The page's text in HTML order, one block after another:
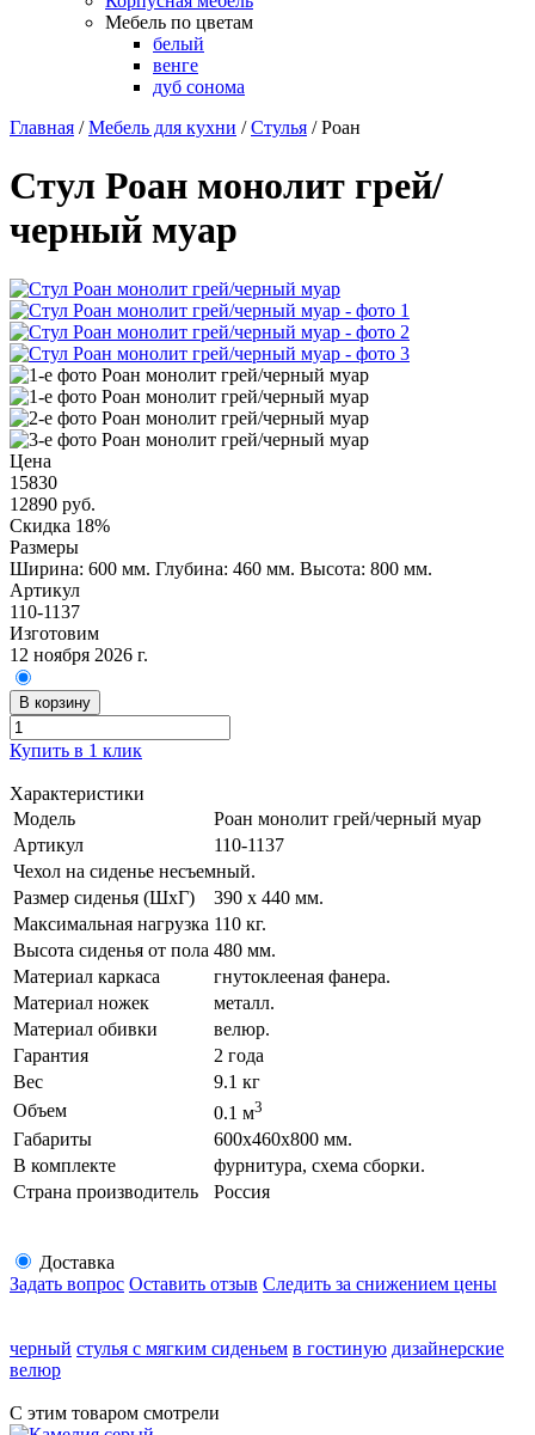
Мебель по цветам
белый
венге
дуб сонома
Главная / Мебель для кухни / Стулья / Роан
Стул Роан монолит грей/
черный муар
Цена
15830
12890 руб.
Скидка 18%
Размеры
Ширина: 600 мм. Глубина: 460 мм. Высота: 800 мм.
Артикул
110-1137
Изготовим
12 ноября 2026 г.
В корзину
Купить в 1 клик
Характеристики
Модель
Роан монолит грей/черный муар
Артикул
110-1137
Чехол на сиденье несъемный.
Размер сиденья (ШхГ)
390 х 440 мм.
Максимальная нагрузка 110 кг.
Высота сиденья от пола 480 мм.
Материал каркаса
гнутоклееная фанера.
Материал ножек
металл.
Материал обивки
велюр.
Гарантия
2 года
Вес
9.1 кг
Объем
0.1 м3
Габариты
600х460х800 мм.
В комплекте
фурнитура, схема сборки.
Страна производитель
Россия
Доставка
Задать вопрос Оставить отзыв Следить за снижением цены
черный стулья с мягким сиденьем в гостиную дизайнерские
велюр
С этим товаром смотрели